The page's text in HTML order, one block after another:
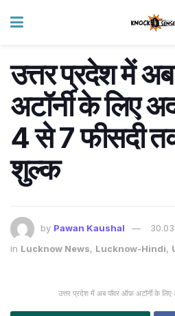
उत्तर प्रदेश में
अटॉर्नी के लिए
4 से 7 फीसदी
शुल्क
by Pawan Kaushal
in Lucknow News, Lucknow-Hindi,
उत्तर प्रदेश में अब पॉवर ऑफ़ अटॉर्नी के